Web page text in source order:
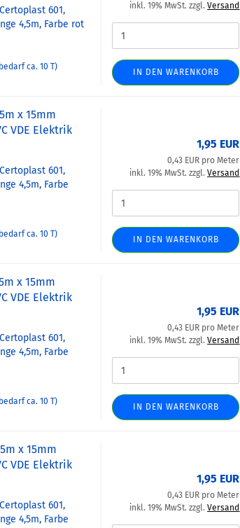
601,
4,5m, Farbe rot
ca. 10 T)
inkl. 19% MwSt. zzgl.Versand
IN DEN WARENKORB
x 15mm
VDE Elektrik
601,
4,5m, Farbe
ca. 10 T)
1,95 EUR
0,43 EUR pro Meter
inkl. 19% MwSt. zzgl.Versand
IN DEN WARENKORB
x 15mm
VDE Elektrik
601,
4,5m, Farbe
ca. 10 T)
1,95 EUR
0,43 EUR pro Meter
inkl. 19% MwSt. zzgl.Versand
IN DEN WARENKORB
x 15mm
VDE Elektrik
601,
4,5m, Farbe
1,95 EUR
0,43 EUR pro Meter
inkl. 19% MwSt. zzgl.Versand